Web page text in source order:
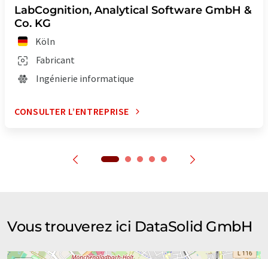
LabCognition, Analytical Software GmbH &
Co. KG
Köln
Fabricant
Ingénierie informatique
CONSULTER L’ENTREPRISE
Vous trouverez ici DataSolid GmbH